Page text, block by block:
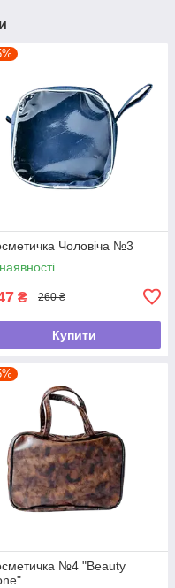
Чоловіча №3
₴ 260 ₴
Купити
№4 "Beauty